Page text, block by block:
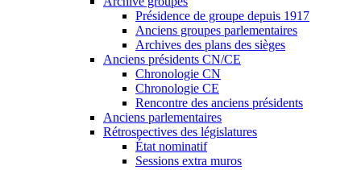
Présidence de groupe depuis 1917
Anciens groupes parlementaires
Archives des plans des sièges
Anciens présidents CN/CE
Chronologie CN
Chronologie CE
Rencontre des anciens présidents
Anciens parlementaires
Rétrospectives des législatures
État nominatif
Sessions extra muros